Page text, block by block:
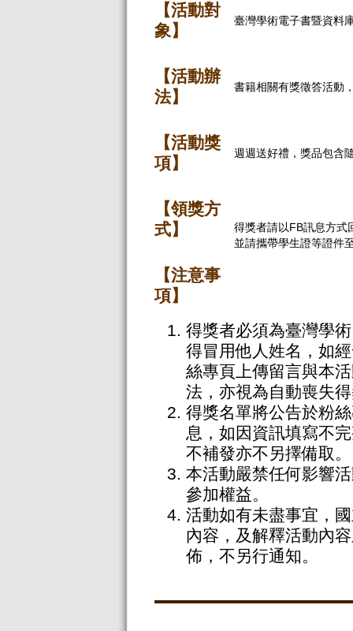
【活動對
象】
臺灣學術電子書暨資料
【活動辦
法】
書籍相關有獎徵答活動
【活動獎
項】
週週送好禮，獎品包含
【領獎方
式】
得獎者請以FB訊息方式
並請攜帶學生證等證件
【注意事
項】
得獎者必須為臺灣學
得冒用他人姓名，如
絲專頁上傳留言與本
法，亦視為自動喪失
得獎名單將公告於粉
息，如因資訊填寫不
不補發亦不另擇備取。
本活動嚴禁任何影響
參加權益。
活動如有未盡事宜，
內容，及解釋活動內
佈，不另行通知。